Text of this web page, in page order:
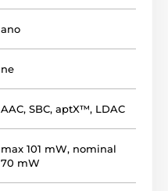
ano
ne
AAC, SBC, aptX™, LDAC
max 101 mW, nominal
70 mW